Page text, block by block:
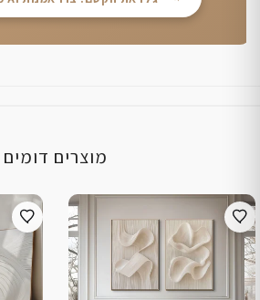
מוצרים דומים